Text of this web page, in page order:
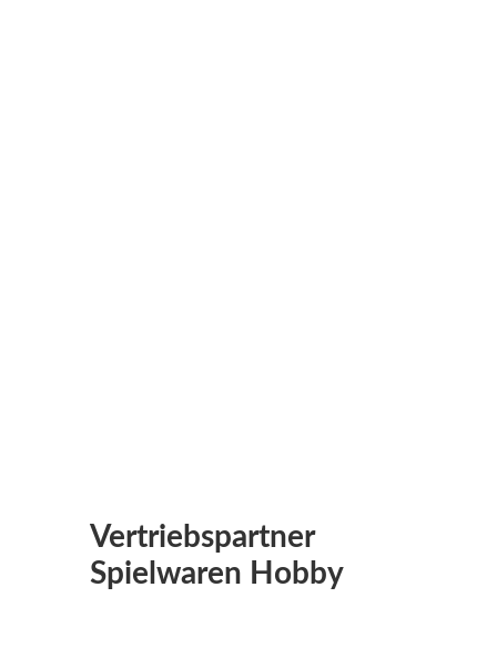
Vertriebspartner
Spielwaren Hobby